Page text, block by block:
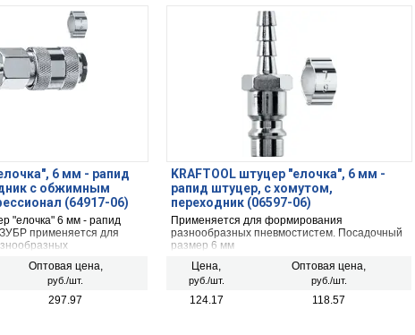
6 мм - рапид
с обжимным
(64917-06)
"елочка" 6 мм - рапид
применяется для
Оптовая цена,
руб./шт.
297.97
KRAFTOOL штуцер ″елочка″, 6 мм -
рапид штуцер, с хомутом,
переходник (06597-06)
Применяется для формирования
разнообразных пневмостистем. Посадочный
размер 6 мм
Цена,
руб./шт.
Оптовая цена,
руб./шт.
124.17 118.57